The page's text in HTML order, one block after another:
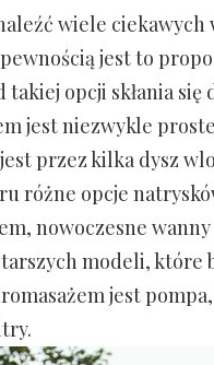
wiele
jest to
opcji skłania
jest niezwykle
przez kilka dysz
różne opcje
nowoczesne
modeli, które
jest